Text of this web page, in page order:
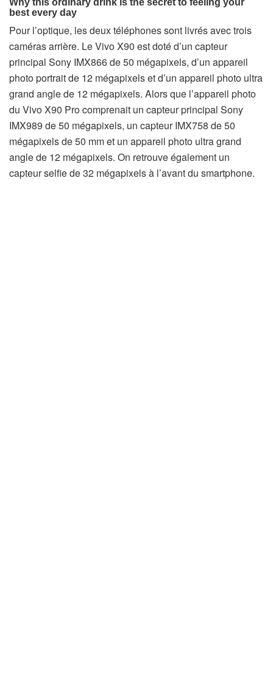
Pour l’optique, les deux téléphones sont livrés avec trois
caméras arrière. Le Vivo X90 est doté d’un capteur
principal Sony IMX866 de 50 mégapixels, d’un appareil
photo portrait de 12 mégapixels et d’un appareil photo ultra
grand angle de 12 mégapixels. Alors que l’appareil photo
du Vivo X90 Pro comprenait un capteur principal Sony
IMX989 de 50 mégapixels, un capteur IMX758 de 50
mégapixels de 50 mm et un appareil photo ultra grand
angle de 12 mégapixels. On retrouve également un
capteur selfie de 32 mégapixels à l’avant du smartphone.